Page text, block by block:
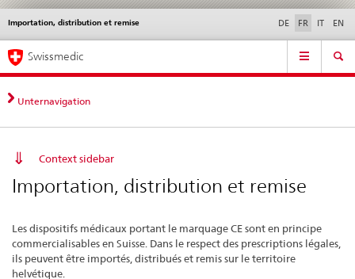
Navigation
directe:
actualités,
bases
contact
Actualités & Mises à
normes
Contact | Support &
aide
Importation, distribution et remise DE FR IT EN
Service
Navigation
Swissmedic
Unternavigation
Context sidebar
Importation, distribution et remise
Les dispositifs médicaux portant le marquage CE sont en principe
commercialisables en Suisse. Dans le respect des prescriptions légales,
ils peuvent être importés, distribués et remis sur le territoire
helvétique.